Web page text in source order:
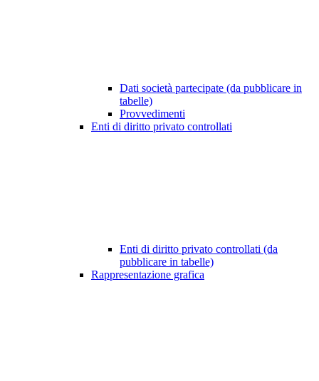
Dati società partecipate (da pubblicare in
tabelle)
Provvedimenti
Enti di diritto privato controllati
Enti di diritto privato controllati (da
pubblicare in tabelle)
Rappresentazione grafica